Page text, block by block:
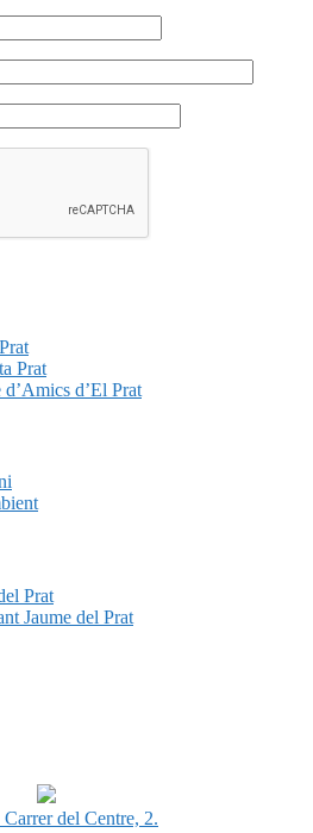
Prat
d’Amics d’El Prat
Prat
Jaume del Prat
Carrer del Centre, 2.